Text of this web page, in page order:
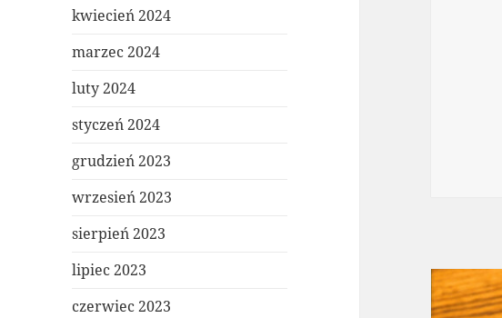
kwiecień 2024
marzec 2024
luty 2024
styczeń 2024
grudzień 2023
wrzesień 2023
sierpień 2023
lipiec 2023
czerwiec 2023